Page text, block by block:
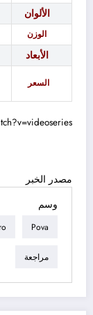
الألوان
الوزن
الأبعاد
السعر
مصدر الخبر
وسم
Pova
مراجعة